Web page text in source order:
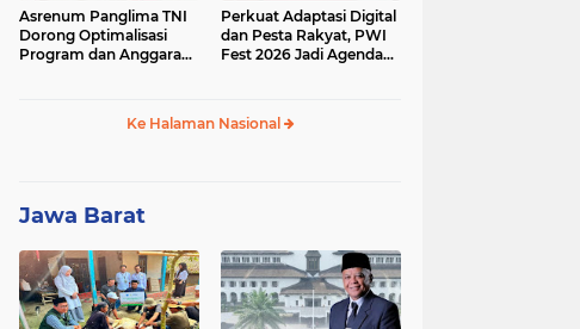
Asrenum Panglima TNI
Dorong Optimalisasi
Program dan Anggaran
Perkuat Adaptasi Digital
dan Pesta Rakyat, PWI
Fest 2026 Jadi Agenda
Ke Halaman Nasional
Jawa Barat